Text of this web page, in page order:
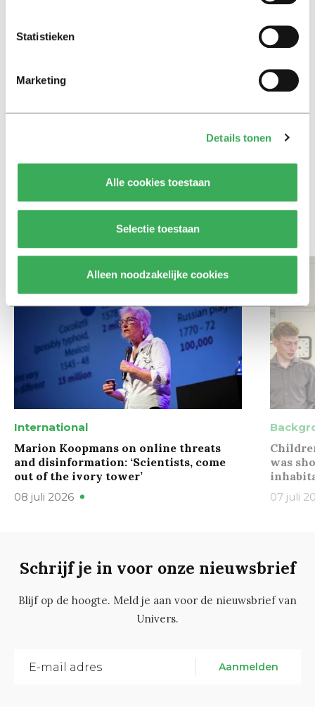
Statistieken
Marketing
Details tonen
Alle cookies toestaan
Selectie toestaan
Alleen noodzakelijke cookies
slaapmiddelen: zo komen
studenten de tentamenperiode
Maak het onderwijs flexibel,
zodat studenten zich breder
Bekijk meer recent nieuws
International
Marion Koopmans on online threats
and disinformation: ‘Scientists, come
out of the ivory tower’
08 juli 2026
was
07 juli
Schrijf je in voor onze nieuwsbrief
Blijf op de hoogte. Meld je aan voor de nieuwsbrief van
Univers.
Aanmelden